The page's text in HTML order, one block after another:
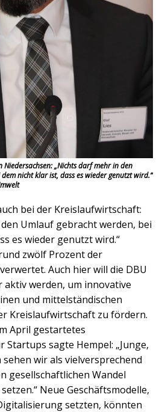
„Nichts darf mehr in den
nicht klar ist, dass es wieder genutzt wird.“
bei der Kreislaufwirtschaft:
Umlauf gebracht werden, bei
es wieder genutzt wird.“
zwölf Prozent der
Auch hier will die DBU
aktiv werden, um innovative
und mittelständischen
Kreislaufwirtschaft zu fördern.
April gestartetes
sagte Hempel: „Junge,
wir als vielversprechend
gesellschaftlichen Wandel
Neue Geschäftsmodelle,
setzten, könnten